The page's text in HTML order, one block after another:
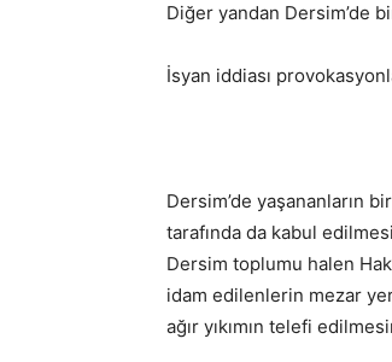
Diğer yandan Dersim’de
İsyan iddiası
Dersim’de yaşananların
tarafında da kabul
Dersim toplumu halen
idam edilenlerin mezar
ağır yıkımın telefi